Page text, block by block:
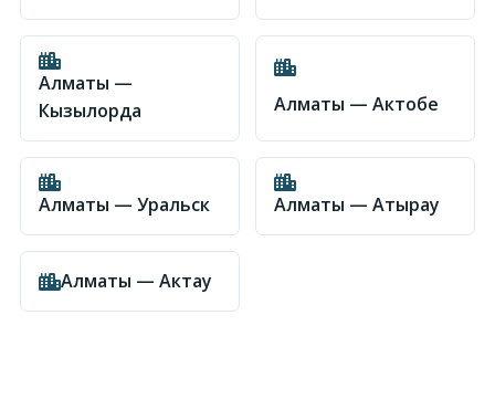
Алматы —
Кызылорда
Алматы — Актобе
Алматы — Уральск Алматы — Атырау
Алматы — Актау